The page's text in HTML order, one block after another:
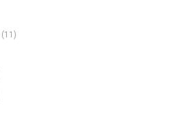
(11)